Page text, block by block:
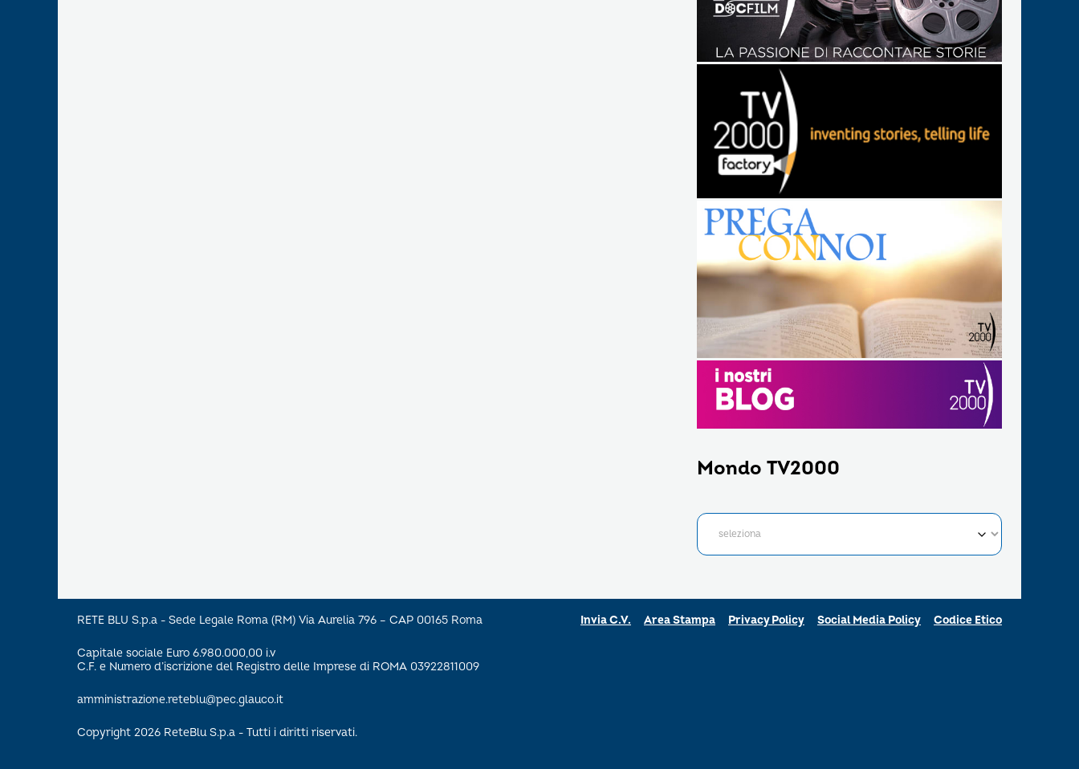
Mondo TV2000
RETE BLU S.p.a - Sede Legale Roma (RM) Via Aurelia 796 – CAP 00165 Roma
Capitale sociale Euro 6.980.000,00 i.v
C.F. e Numero d’iscrizione del Registro delle Imprese di ROMA 03922811009
amministrazione.reteblu@pec.glauco.it
Copyright 2026 ReteBlu S.p.a - Tutti i diritti riservati.
Invia C.V. Area Stampa Privacy Policy Social Media Policy Codice Etico